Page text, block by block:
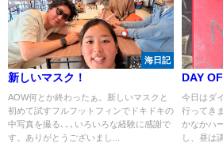
海日記
新しいマスク！
AOW何とか終わったぁ。新しいマスクと
初めて試すフルフットフィンでドキドキの
中写真を撮る､､､いろいろな経験に感謝で
す。ありがとうございまし...
DAY
今日はダ
行ってき
かなかハ
し、昼は